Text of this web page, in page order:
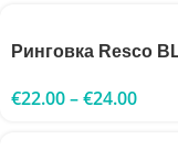
Ринговка Resco
€22.00–€24.00